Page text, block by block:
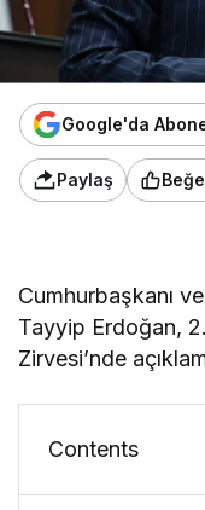
Google'da
Paylaş
Cumhurbaşkanı
Tayyip Erdoğan,
Zirvesi’nde
Contents